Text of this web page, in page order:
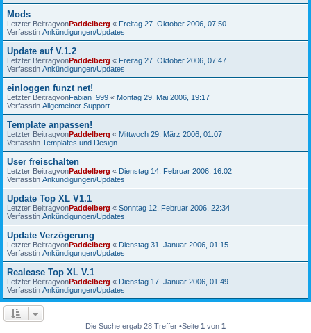
Mods
Letzter BeitragvonPaddelberg « Freitag 27. Oktober 2006, 07:50
Verfasstin Ankündigungen/Updates
Update auf V.1.2
Letzter BeitragvonPaddelberg « Freitag 27. Oktober 2006, 07:47
Verfasstin Ankündigungen/Updates
einloggen funzt net!
Letzter BeitragvonFabian_999 « Montag 29. Mai 2006, 19:17
Verfasstin Allgemeiner Support
Template anpassen!
Letzter BeitragvonPaddelberg « Mittwoch 29. März 2006, 01:07
Verfasstin Templates und Design
User freischalten
Letzter BeitragvonPaddelberg « Dienstag 14. Februar 2006, 16:02
Verfasstin Ankündigungen/Updates
Update Top XL V1.1
Letzter BeitragvonPaddelberg « Sonntag 12. Februar 2006, 22:34
Verfasstin Ankündigungen/Updates
Update Verzögerung
Letzter BeitragvonPaddelberg « Dienstag 31. Januar 2006, 01:15
Verfasstin Ankündigungen/Updates
Realease Top XL V.1
Letzter BeitragvonPaddelberg « Dienstag 17. Januar 2006, 01:49
Verfasstin Ankündigungen/Updates
Die Suche ergab 28 Treffer •Seite 1 von 1